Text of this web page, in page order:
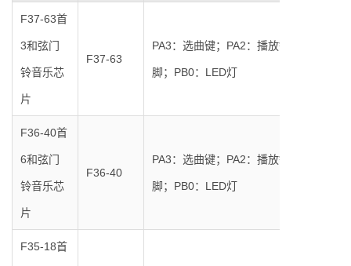
F37-63首
3和弦门
铃音乐芯
片
F37-63
PA3：选曲键；PA2：播放键；PA1:
脚；PB0：LED灯
F36-40首
6和弦门
铃音乐芯
片
F36-40
PA3：选曲键；PA2：播放键；PA1:
脚；PB0：LED灯
F35-18首